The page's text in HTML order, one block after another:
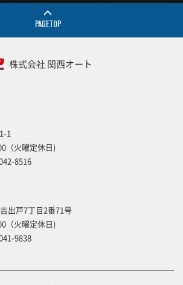
PAGETOP
株式会社 関西オート
1
（火曜定休日)
8516
出戸7丁目2番71号
（火曜定休日)
9838